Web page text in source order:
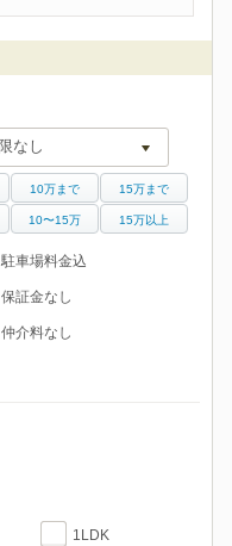
10万まで 15万まで
10〜15万 15万以上
駐車場料金込
保証金なし
仲介料なし
1LDK